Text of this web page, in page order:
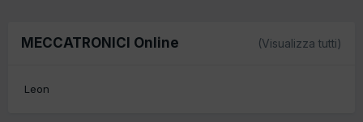
MECCATRONICI Online (Visualizza tutti)
Leon